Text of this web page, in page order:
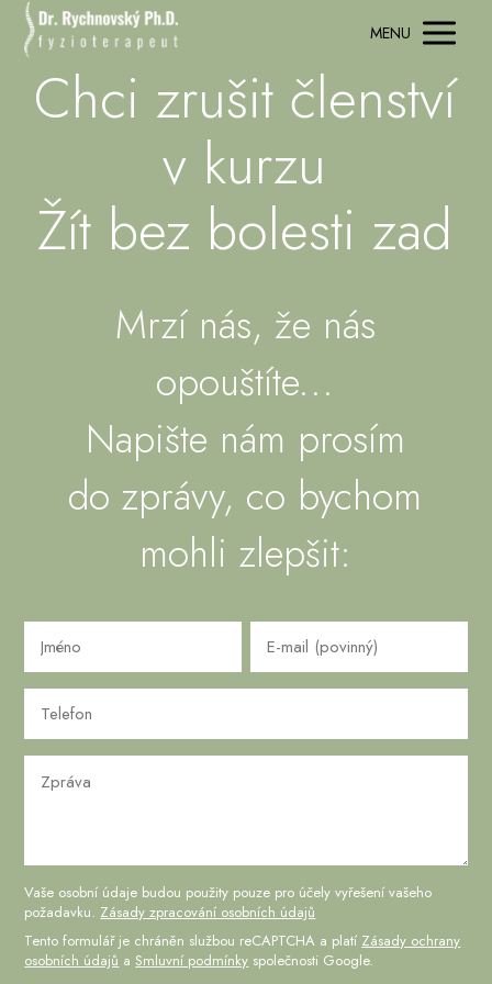
MENU
Chci zrušit členství
v kurzu
Žít bez bolesti zad
Mrzí nás, že nás
opouštíte...
Napište nám prosím
do zprávy, co bychom
mohli zlepšit:
Vaše osobní údaje budou použity pouze pro účely vyřešení vašeho
požadavku. Zásady zpracování osobních údajů
Tento formulář je chráněn službou reCAPTCHA a platí Zásady ochrany
osobních údajů a Smluvní podmínky společnosti Google.